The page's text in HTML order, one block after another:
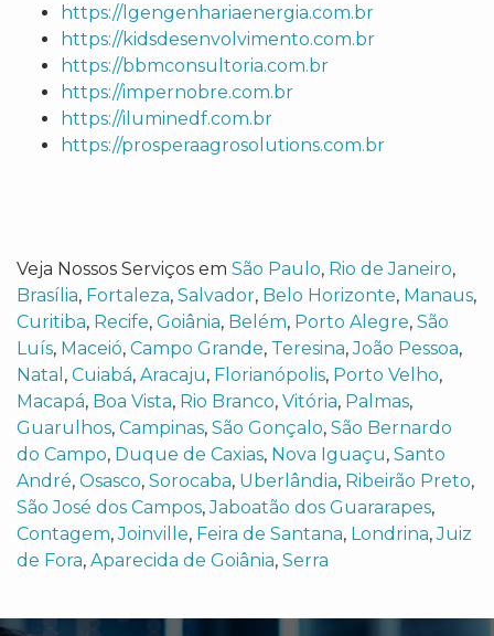
https://lgengenhariaenergia.com.br
https://kidsdesenvolvimento.com.br
https://bbmconsultoria.com.br
https://impernobre.com.br
https://iluminedf.com.br
https://prosperaagrosolutions.com.br
Veja Nossos Serviços em São Paulo, Rio de Janeiro,
Brasília, Fortaleza, Salvador, Belo Horizonte, Manaus,
Curitiba, Recife, Goiânia, Belém, Porto Alegre, São
Luís, Maceió, Campo Grande, Teresina,João Pessoa,
Natal , Cuiabá, Aracaju, Florianópolis, Porto Velho,
Macapá, Boa Vista, Rio Branco, Vitória, Palmas,
Guarulhos, Campinas, São Gonçalo, São Bernardo
do Campo, Duque de Caxias, Nova Iguaçu, Santo
André, Osasco, Sorocaba, Uberlândia, Ribeirão Preto,
São José dos Campos,Jaboatão dos Guararapes,
Contagem,Joinville, Feira de Santana, Londrina,Juiz
de Fora, Aparecida de Goiânia, Serra